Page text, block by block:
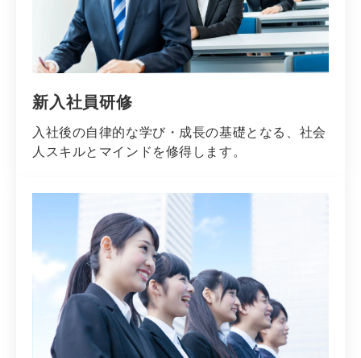
新入社員研修
入社後の自律的な学び・成長の基礎となる、社会
人スキルとマインドを修得します。